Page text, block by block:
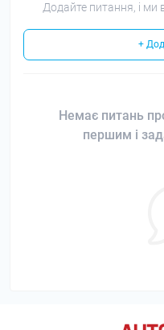
Додайте питання, і ми
+
Немає питань
першим і